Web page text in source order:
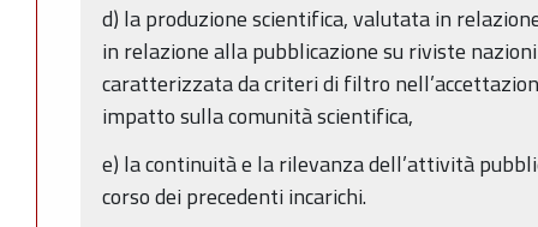
d) la produzione scientifica, valutata in
in relazione alla pubblicazione su riviste
caratterizzata da criteri di filtro
impatto sulla comunità scientifica,
e) la continuità e la rilevanza dell’attività
corso dei precedenti incarichi.